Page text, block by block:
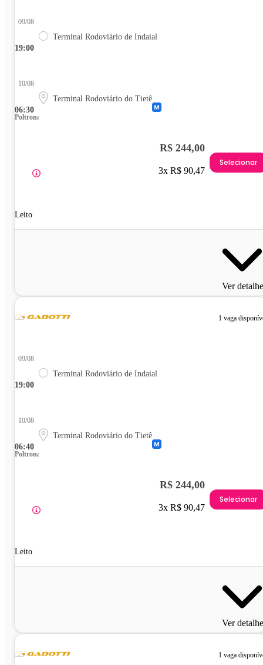
19:00
09/08
Terminal Rodoviário de Indaial
06:30
10/08
Terminal Rodoviário do Tietê
Poltrona
Leito
R$ 244,00
3x R$ 90,47
Selecionar
Ver
1 vaga
19:00
09/08
Terminal Rodoviário de Indaial
06:40
10/08
Terminal Rodoviário do Tietê
Poltrona
Leito
R$ 244,00
3x R$ 90,47
Selecionar
Ver
1 vaga